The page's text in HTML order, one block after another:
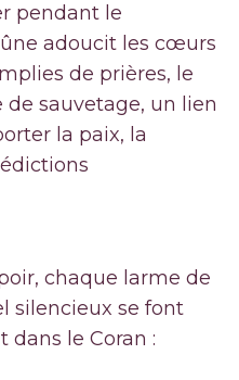
pendant le
adoucit les cœurs
de prières, le
sauvetage, un lien
la paix, la
chaque larme de
silencieux se font
dans le Coran :